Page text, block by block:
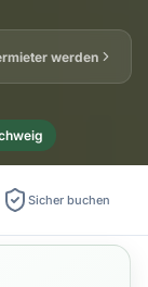
werden
Sicher buchen